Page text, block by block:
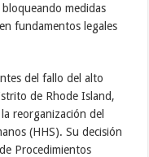
medidas
fundamentos legales
del fallo del alto
de Rhode Island,
reorganización del
(HHS). Su decisión
Procedimientos